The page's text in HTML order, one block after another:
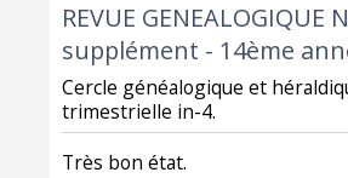
‎REVUE GENEALOGIQUE
supplément - 14ème
‎Cercle généalogique et
trimestrielle in-4.‎
‎Très bon état.‎